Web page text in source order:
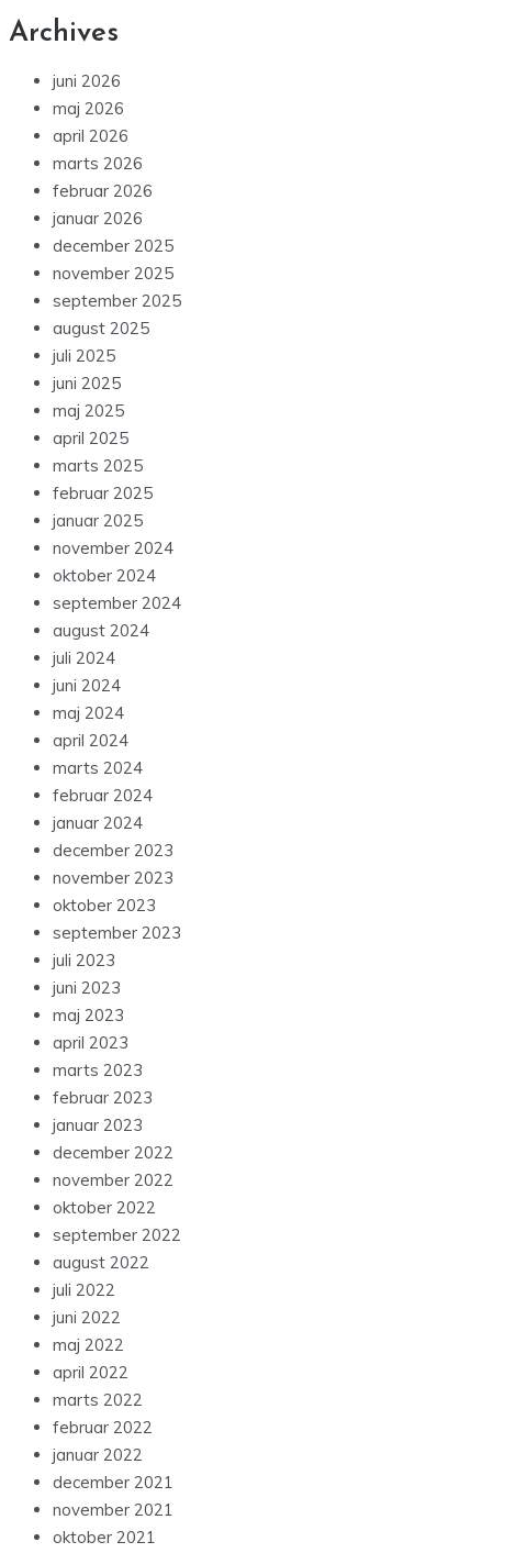
Archives
juni 2026
maj 2026
april 2026
marts 2026
februar 2026
januar 2026
december 2025
november 2025
september 2025
august 2025
juli 2025
juni 2025
maj 2025
april 2025
marts 2025
februar 2025
januar 2025
november 2024
oktober 2024
september 2024
august 2024
juli 2024
juni 2024
maj 2024
april 2024
marts 2024
februar 2024
januar 2024
december 2023
november 2023
oktober 2023
september 2023
juli 2023
juni 2023
maj 2023
april 2023
marts 2023
februar 2023
januar 2023
december 2022
november 2022
oktober 2022
september 2022
august 2022
juli 2022
juni 2022
maj 2022
april 2022
marts 2022
februar 2022
januar 2022
december 2021
november 2021
oktober 2021